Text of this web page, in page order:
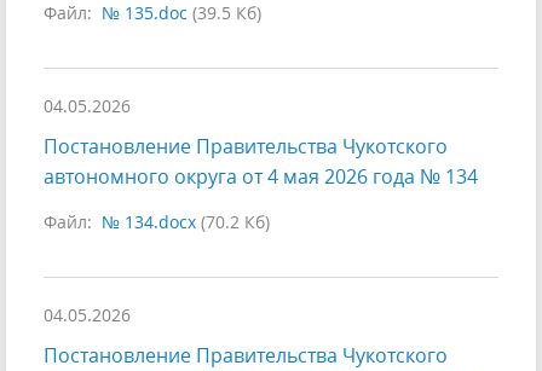
Файл: № 135.doc (39.5 Кб)
04.05.2026
Постановление Правительства Чукотского
автономного округа от 4 мая 2026 года № 134
Файл: № 134.docx (70.2 Кб)
04.05.2026
Постановление Правительства Чукотского